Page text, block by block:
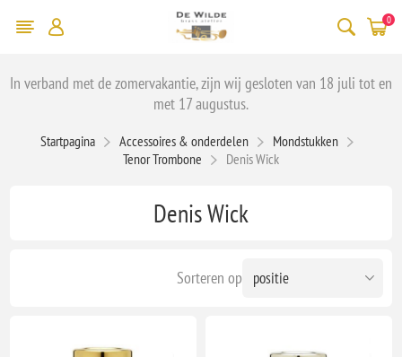
0
In verband met de zomervakantie, zijn wij gesloten van 18 juli tot en
met 17 augustus.
Startpagina Accessoires & onderdelen
Mondstukken
Tenor Trombone
Denis Wick
Denis Wick
Sorteren op